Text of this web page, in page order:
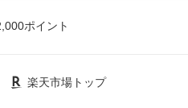
ポイント
楽天市場トップ